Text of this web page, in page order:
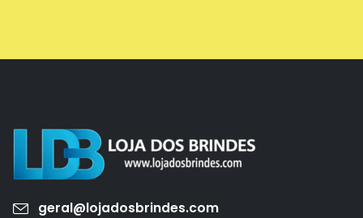
geral@lojadosbrindes.com